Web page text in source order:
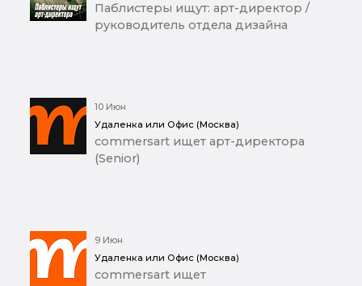
Паблистеры ищут: арт-директор /
руководитель отдела дизайна
10 Июн
Удаленка или Офис (Москва)
commersart ищет арт-директора
(Senior)
9 Июн
Удаленка или Офис (Москва)
commersart ищет